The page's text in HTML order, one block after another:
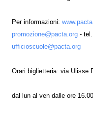
Per informazioni:
promozione@pacta.org -
ufficioscuole@pacta.org
Orari biglietteria: via Ulisse
dal lun al ven dalle ore